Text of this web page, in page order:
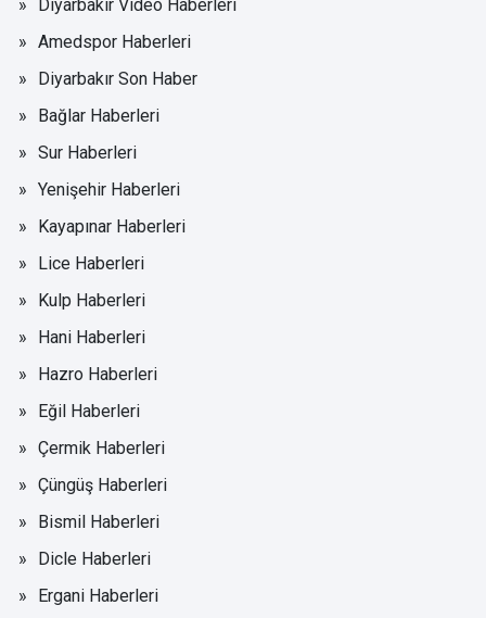
Diyarbakır Video Haberleri
Amedspor Haberleri
Diyarbakır Son Haber
Bağlar Haberleri
Sur Haberleri
Yenişehir Haberleri
Kayapınar Haberleri
Lice Haberleri
Kulp Haberleri
Hani Haberleri
Hazro Haberleri
Eğil Haberleri
Çermik Haberleri
Çüngüş Haberleri
Bismil Haberleri
Dicle Haberleri
Ergani Haberleri